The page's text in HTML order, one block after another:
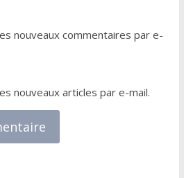
nouveaux commentaires par e-
nouveaux articles par e-mail.